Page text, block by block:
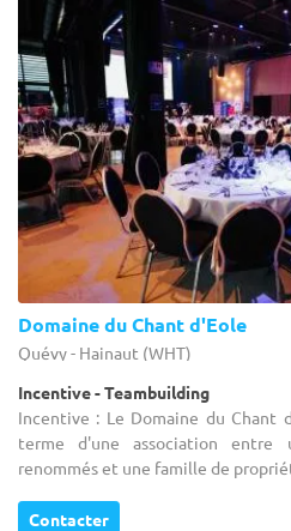
Domaine du Chant d'Eole
Quévy - Hainaut (WHT)
Incentive - Teambuilding
Incentive : Le Domaine du Chant
terme d'une association entre
renommés et une famille de
Contacter